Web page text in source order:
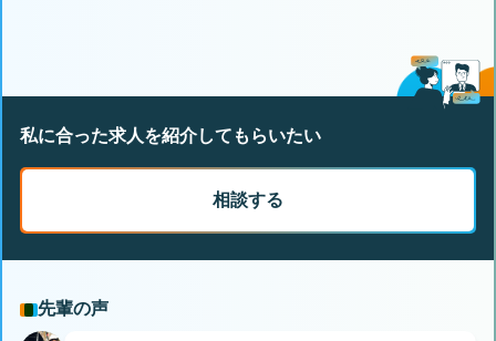
私に合った求人を紹介してもらいたい
相談する
先輩の声